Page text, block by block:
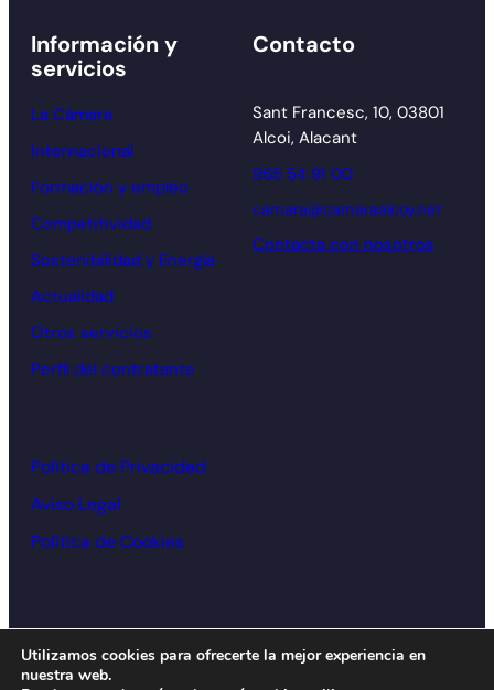
Información y
servicios
La Cámara
Internacional
Formación y empleo
Competitividad
Sostenibilidad y Energía
Actualidad
Otros servicios
Perfil del contratante
Contacto
Sant Francesc, 10, 03801
Alcoi, Alacant
965 54 91 00
camara@camaraalcoy.net
Contacta con nosotros
Política de Privacidad
Aviso Legal
Política de Cookies
Diseño y desarrollo:
Utilizamos cookies para ofrecerte la mejor experiencia en
nuestra web.